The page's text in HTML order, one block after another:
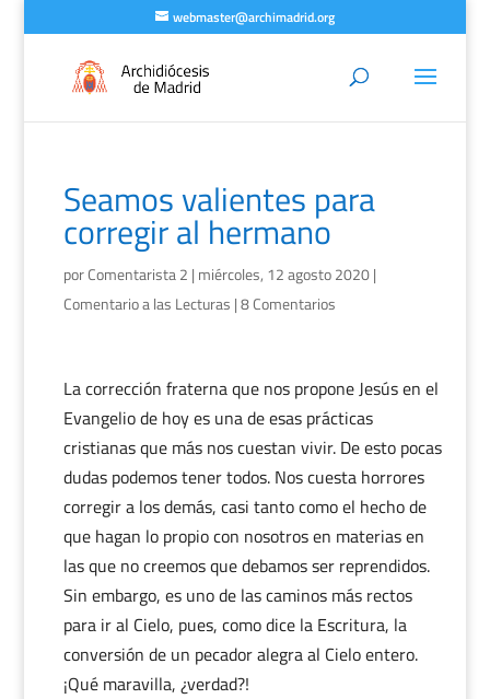
webmaster@archimadrid.org
Seamos valientes para
corregir al hermano
porComentarista 2 | miércoles, 12 agosto 2020|
Comentario a las Lecturas |8 Comentarios
La corrección fraterna que nos propone Jesús en el
Evangelio de hoy es una de esas prácticas
cristianas que más nos cuestan vivir. De esto pocas
dudas podemos tener todos. Nos cuesta horrores
corregir a los demás, casi tanto como el hecho de
que hagan lo propio con nosotros en materias en
las que no creemos que debamos ser reprendidos.
Sin embargo, es uno de las caminos más rectos
para ir al Cielo, pues, como dice la Escritura, la
conversión de un pecador alegra al Cielo entero.
¡Qué maravilla, ¿verdad?!